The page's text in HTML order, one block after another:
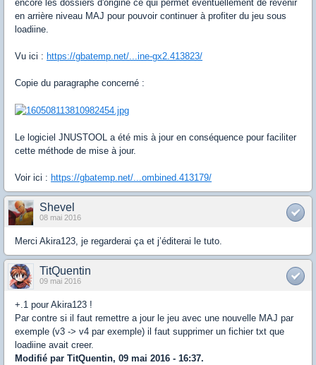
encore les dossiers d'origine ce qui permet éventuellement de revenir
en arrière niveau MAJ pour pouvoir continuer à profiter du jeu sous
loadiine.
Vu ici : https://gbatemp.net/...ine-gx2.413823/
Copie du paragraphe concerné :
Le logiciel JNUSTOOL a été mis à jour en conséquence pour faciliter
cette méthode de mise à jour.
Voir ici : https://gbatemp.net/...ombined.413179/
Shevel
08 mai 2016
Merci Akira123, je regarderai ça et j’éditerai le tuto.
TitQuentin
09 mai 2016
+.1 pour Akira123 !
Par contre si il faut remettre a jour le jeu avec une nouvelle MAJ par
exemple (v3 -> v4 par exemple) il faut supprimer un fichier txt que
loadiine avait creer.
Modifié par TitQuentin, 09 mai 2016 - 16:37.